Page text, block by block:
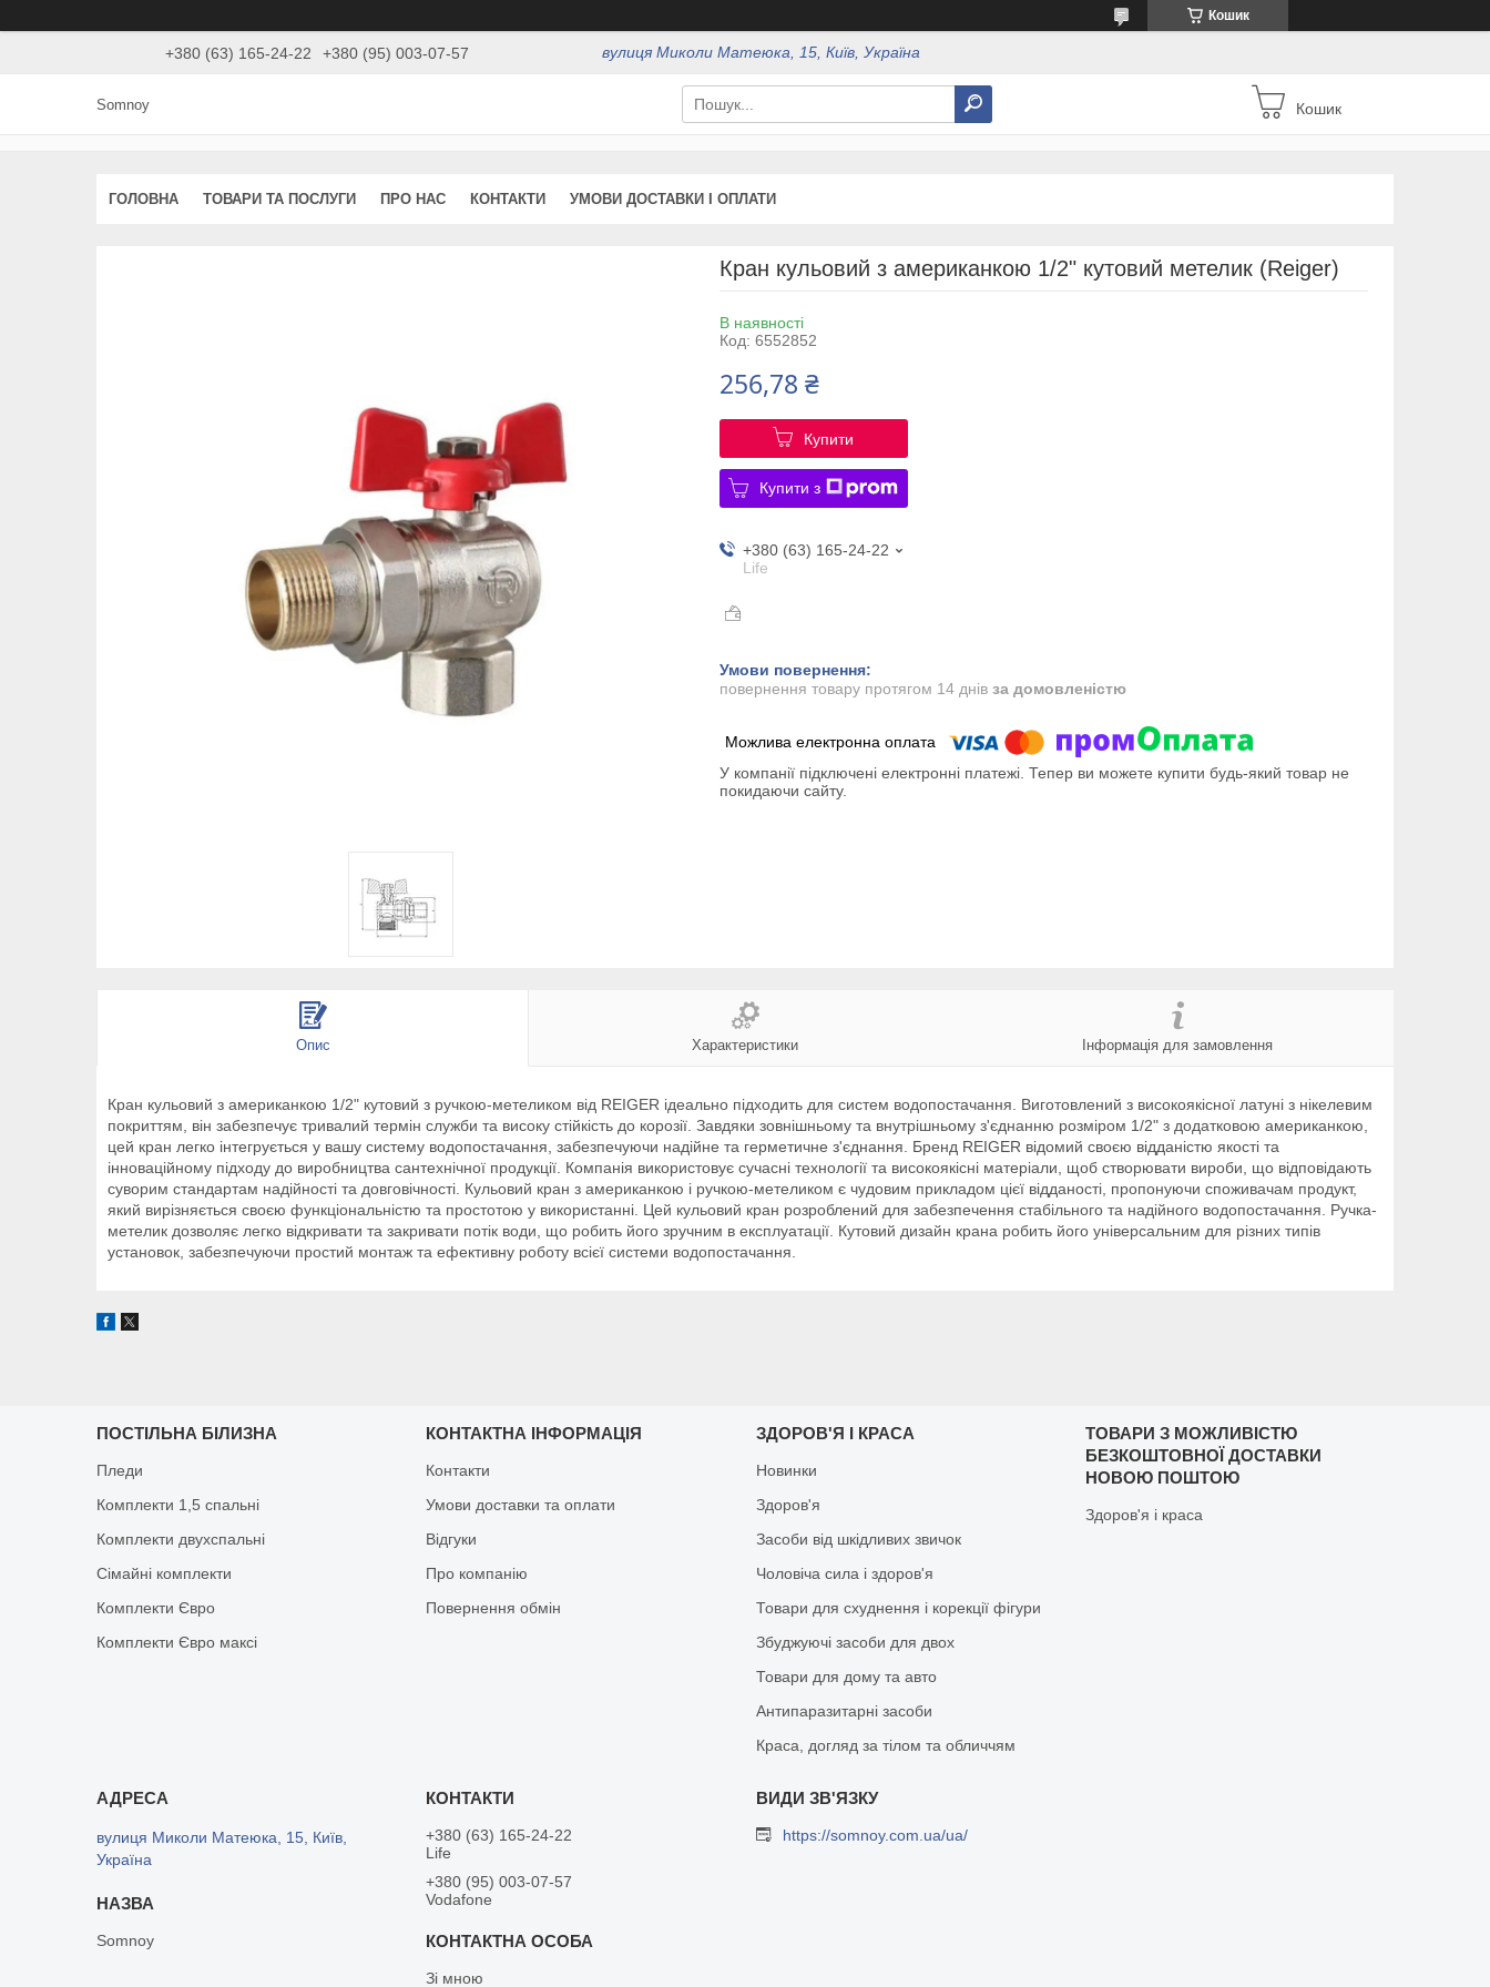
Кошик
+380 (63) 165-24-22 +380 (95) 003-07-57 вулиця Миколи Матеюка, 15, Київ, Україна
Somnoy Кошик
ГОЛОВНА ТОВАРИ ТА ПОСЛУГИ ПРО НАС КОНТАКТИ УМОВИ ДОСТАВКИ І ОПЛАТИ
Кран кульовий з американкою 1/2" кутовий метелик (Reiger)
В наявності
Код: 6552852
256,78 ₴
Купити
Купити з
+380 (63) 165-24-22
Life
повернення товару протягом 14 днів за домовленістю
У компанії підключені електронні платежі. Тепер ви можете купити будь-який товар не
покидаючи сайту.
Опис Характеристики Інформація для замовлення
Кран кульовий з американкою 1/2" кутовий з ручкою-метеликом від REIGER ідеально підходить для систем водопостачання. Виготовлений з високоякісної латуні з нікелевим
покриттям, він забезпечує тривалий термін служби та високу стійкість до корозії. Завдяки зовнішньому та внутрішньому з'єднанню розміром 1/2" з додатковою американкою,
цей кран легко інтегрується у вашу систему водопостачання, забезпечуючи надійне та герметичне з'єднання. Бренд REIGER відомий своєю відданістю якості та
інноваційному підходу до виробництва сантехнічної продукції. Компанія використовує сучасні технології та високоякісні матеріали, щоб створювати вироби, що відповідають
суворим стандартам надійності та довговічності. Кульовий кран з американкою і ручкою-метеликом є чудовим прикладом цієї відданості, пропонуючи споживачам продукт,
який вирізняється своєю функціональністю та простотою у використанні. Цей кульовий кран розроблений для забезпечення стабільного та надійного водопостачання. Ручка-
метелик дозволяє легко відкривати та закривати потік води, що робить його зручним в експлуатації. Кутовий дизайн крана робить його універсальним для різних типів
установок, забезпечуючи простий монтаж та ефективну роботу всієї системи водопостачання.
ПОСТІЛЬНА БІЛИЗНА
Пледи
Комплекти 1,5 спальні
Комплекти двухспальні
Сімайні комплекти
Комплекти Євро
Комплекти Євро максі
КОНТАКТНА ІНФОРМАЦІЯ
Контакти
Умови доставки та оплати
Відгуки
Про компанію
Повернення обмін
ЗДОРОВ'Я І КРАСА
Новинки
Здоров'я
Засоби від шкідливих звичок
Чоловіча сила і здоров'я
Товари для схуднення і корекції фігури
Збуджуючі засоби для двох
Товари для дому та авто
Антипаразитарні засоби
Краса, догляд за тілом та обличчям
ТОВАРИ З МОЖЛИВІСТЮ
БЕЗКОШТОВНОЇ ДОСТАВКИ
НОВОЮ ПОШТОЮ
Здоров'я і краса
вулиця Миколи Матеюка, 15, Київ,
Україна
Somnoy
+380 (63) 165-24-22
Life
+380 (95) 003-07-57
Vodafone
Зі мною
https://somnoy.com.ua/ua/